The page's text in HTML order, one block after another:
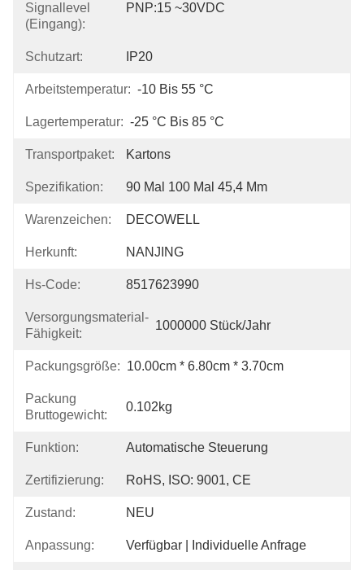
Signallevel
(Eingang):
PNP:15 ~30VDC
Schutzart: IP20
Arbeitstemperatur: -10 Bis 55 °C
Lagertemperatur: -25 °C Bis 85 °C
Transportpaket: Kartons
Spezifikation: 90 Mal 100 Mal 45,4 Mm
Warenzeichen: DECOWELL
Herkunft: NANJING
Hs-Code: 8517623990
Versorgungsmaterial-
Fähigkeit:
1000000 Stück/Jahr
Packungsgröße: 10.00cm * 6.80cm * 3.70cm
Packung
Bruttogewicht:
0.102kg
Funktion: Automatische Steuerung
Zertifizierung: RoHS, ISO: 9001, CE
Zustand: NEU
Anpassung: Verfügbar | Individuelle Anfrage